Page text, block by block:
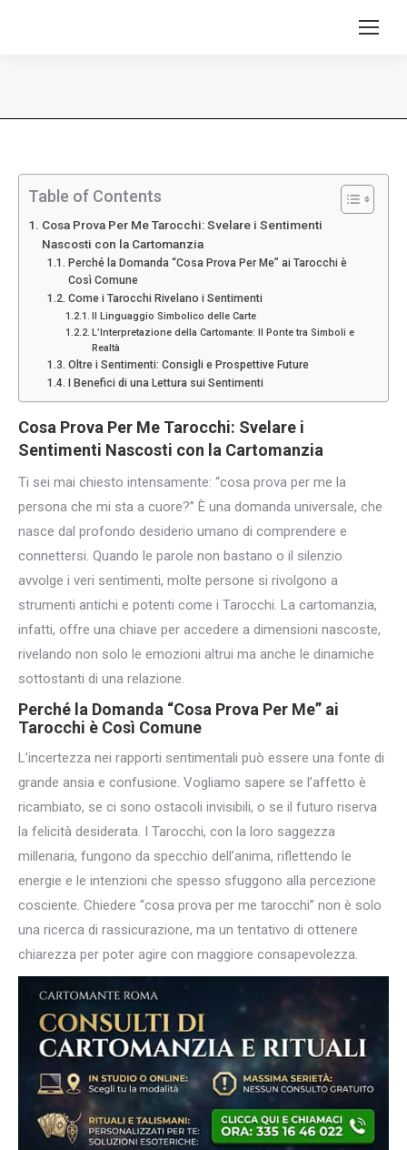
Table of Contents
Cosa Prova Per Me Tarocchi: Svelare i Sentimenti
Nascosti con la Cartomanzia
Perché la Domanda “Cosa Prova Per Me” ai Tarocchi è
Così Comune
Come i Tarocchi Rivelano i Sentimenti
Il Linguaggio Simbolico delle Carte
L’Interpretazione della Cartomante: Il Ponte tra Simboli e
Realtà
Oltre i Sentimenti: Consigli e Prospettive Future
I Benefici di una Lettura sui Sentimenti
Cosa Prova Per Me Tarocchi: Svelare i
Sentimenti Nascosti con la Cartomanzia
Ti sei mai chiesto intensamente: “cosa prova per me la
persona che mi sta a cuore?” È una domanda universale, che
nasce dal profondo desiderio umano di comprendere e
connettersi. Quando le parole non bastano o il silenzio
avvolge i veri sentimenti, molte persone si rivolgono a
strumenti antichi e potenti come i Tarocchi. La cartomanzia,
infatti, offre una chiave per accedere a dimensioni nascoste,
rivelando non solo le emozioni altrui ma anche le dinamiche
sottostanti di una relazione.
Perché la Domanda “Cosa Prova Per Me” ai
Tarocchi è Così Comune
L’incertezza nei rapporti sentimentali può essere una fonte di
grande ansia e confusione. Vogliamo sapere se l’affetto è
ricambiato, se ci sono ostacoli invisibili, o se il futuro riserva
la felicità desiderata. I Tarocchi, con la loro saggezza
millenaria, fungono da specchio dell’anima, riflettendo le
energie e le intenzioni che spesso sfuggono alla percezione
cosciente. Chiedere “cosa prova per me tarocchi” non è solo
una ricerca di rassicurazione, ma un tentativo di ottenere
chiarezza per poter agire con maggiore consapevolezza.